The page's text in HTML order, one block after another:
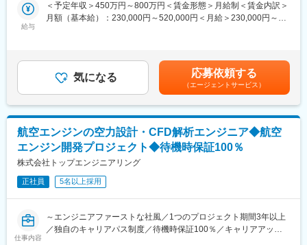
◎定着率96％、専任のサポーターがつきキャリア形成や業務不安
を払拭！
NASTRANでのCAE解析の経験を活かし、
最先端EV自動車に関するノイズ低減・振動騒音・剛性・構造など
多岐にわたるCAE解析をお任せし、モビリティ業界のキャリアが
積めるお仕事です。
＜詳細＞
CAE解析を作業として行うだけではなく、時には構造検討も行い
ながら業務を行います。
・ロードノイズ低減検討
・車両の振動騒音低減検討
・ボディ構造の剛性検討
大手メーカーやSIerなど、大手優良企業約700社との取引をおこな
っています。直請け案件も多数あります。
給与
＜予定年収＞450万円～800万円＜賃金形態＞月給制＜賃金内訳＞
月額（基本給）：230,000円～520,000円＜月給＞230,000円～
考を通じて上下する可能性があります。月給(月額)は固定手当を含
めた表記です。
気になる 応募依頼する
（エージェントサービス）
航空エンジンの空力設計・CFD解析エンジニア◆航空
エンジン開発プロジェクト◆待機時保証100％
株式会社トップエンジニアリング
正社員 5名以上採用
仕事内容
～エンジニアファーストな社風／1つのプロジェクト期間3年以上
／独自のキャリアパス制度／待機時保証100％／キャリアアップ